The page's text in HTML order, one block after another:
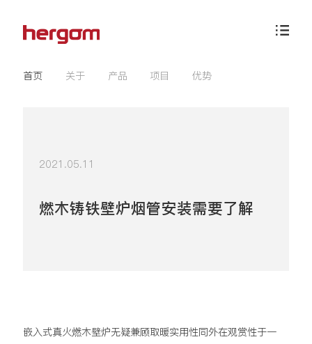
首页 关于 产品 项目 优势
2021.05.11
燃木铸铁壁炉烟管安装需要了解
嵌入式真火燃木壁炉无疑兼顾取暖实用性同外在观赏性于一